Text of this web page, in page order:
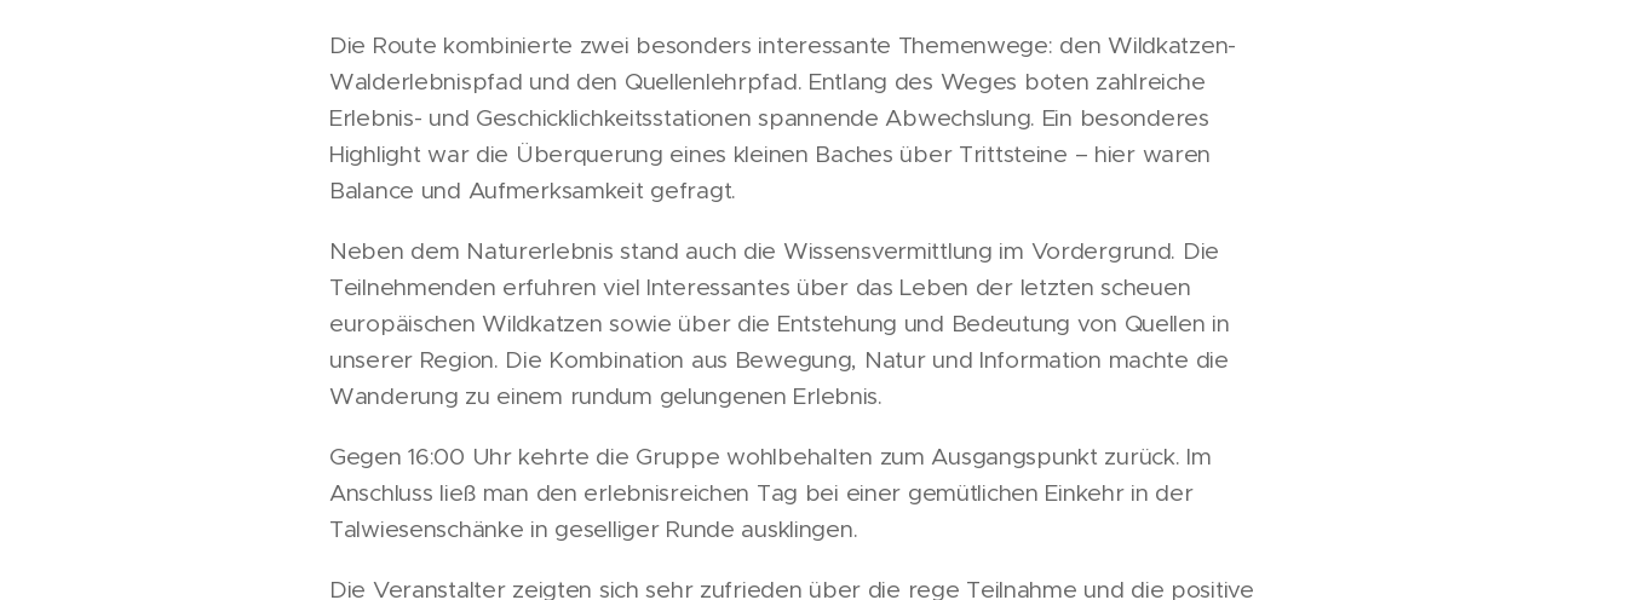
Die Route kombinierte zwei besonders interessante Themenwege: den Wildkatzen-
Walderlebnispfad und den Quellenlehrpfad. Entlang des Weges boten zahlreiche
Erlebnis- und Geschicklichkeitsstationen spannende Abwechslung. Ein besonderes
Highlight war die Überquerung eines kleinen Baches über Trittsteine – hier waren
Balance und Aufmerksamkeit gefragt.
Neben dem Naturerlebnis stand auch die Wissensvermittlung im Vordergrund. Die
Teilnehmenden erfuhren viel Interessantes über das Leben der letzten scheuen
europäischen Wildkatzen sowie über die Entstehung und Bedeutung von Quellen in
unserer Region. Die Kombination aus Bewegung, Natur und Information machte die
Wanderung zu einem rundum gelungenen Erlebnis.
Gegen 16:00 Uhr kehrte die Gruppe wohlbehalten zum Ausgangspunkt zurück. Im
Anschluss ließ man den erlebnisreichen Tag bei einer gemütlichen Einkehr in der
Talwiesenschänke in geselliger Runde ausklingen.
Die Veranstalter zeigten sich sehr zufrieden über die rege Teilnahme und die positive